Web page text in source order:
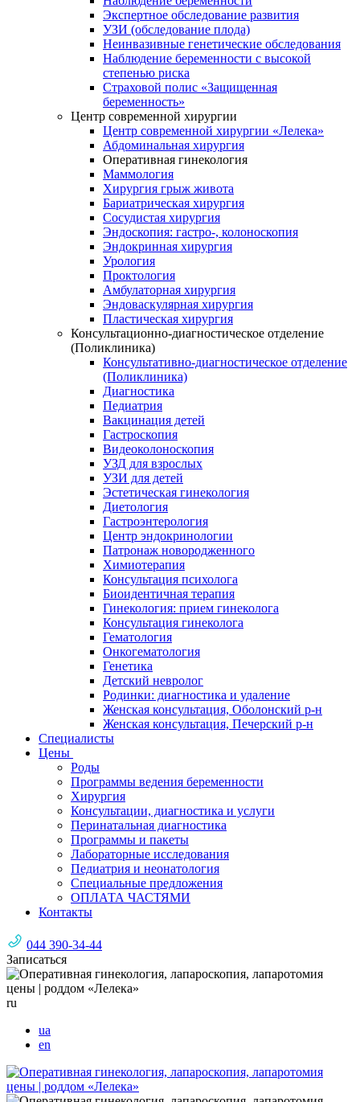
Экспертное обследование развития
УЗИ (обследование плода)
Неинвазивные генетические обследования
Наблюдение беременности с высокой
степенью риска
Страховой полис «Защищенная
беременность»
Центр современной хирургии
Центр современной хирургии «Лелека»
Абдоминальная хирургия
Оперативная гинекология
Маммология
Хирургия грыж живота
Бариатрическая хирургия
Сосудистая хирургия
Эндоскопия: гастро-, колоноскопия
Эндокринная хирургия
Урология
Проктология
Амбулаторная хирургия
Эндоваскулярная хирургия
Пластическая хирургия
Консультационно-диагностическое отделение
(Поликлиника)
Консультативно-диагностическое отделение
(Поликлиника)
Диагностика
Педиатрия
Вакцинация детей
Гастроскопия
Видеоколоноскопия
УЗД для взрослых
УЗИ для детей
Эстетическая гинекология
Диетология
Гастроэнтерология
Центр эндокринологии
Патронаж новородженного
Химиотерапия
Консультация психолога
Биоидентичная терапия
Гинекология: прием гинеколога
Консультация гинеколога
Гематология
Онкогематология
Генетика
Детский невролог
Родинки: диагностика и удаление
Женская консультация, Оболонский р-н
Женская консультация, Печерский р-н
Специалисты
Цены
Роды
Программы ведения беременности
Хирургия
Консультации, диагностика и услуги
Перинатальная диагностика
Программы и пакеты
Лабораторные исследования
Педиатрия и неонатология
Специальные предложения
ОПЛАТА ЧАСТЯМИ
Контакты
044 390-34-44
Записаться
ru
ua
en